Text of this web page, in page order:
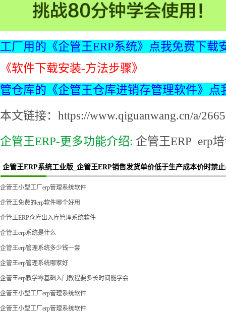
工厂用的《企管王ERP系统》点我免费下载
《软件下载安装-方法步骤》
管仓库的《企管王仓库进销存管理软件》点
本文链接：https://www.qiguanwang.cn/a/
企管王ERP-更多功能介绍: 企管王ERP erp
企管王ERP系统工业版_企管王ERP销售发货单价低于生产成本价时禁
企管王小型工厂erp管理系统软件
企管王免费的erp软件哪个好用
企管王ERP仓库出入库管理系统软件
企管王erp系统是什么
企管王erp管理系统多少钱一套
企管王erp管理系统哪家好
企管王erp教学零基础入门教程要多长时间能学会
企管王小型工厂erp管理系统软件
企管王小型工厂erp管理系统软件